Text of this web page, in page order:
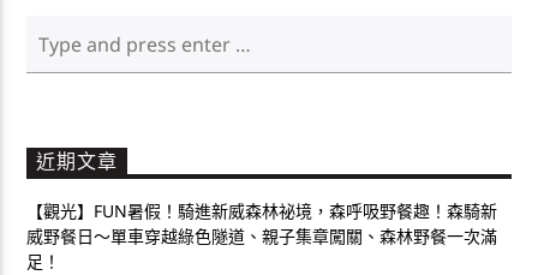
近期文章
【觀光】FUN暑假！騎進新威森林祕境，森呼吸野餐趣！森騎新
威野餐日～單車穿越綠色隧道、親子集章闖關、森林野餐一次滿
足！